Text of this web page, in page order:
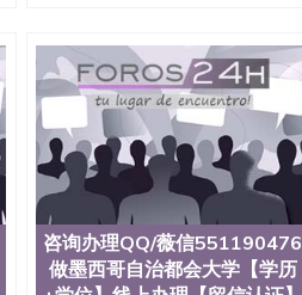
咨询办理QQ/薇信551190476
做墨西哥自治都会大学【学历